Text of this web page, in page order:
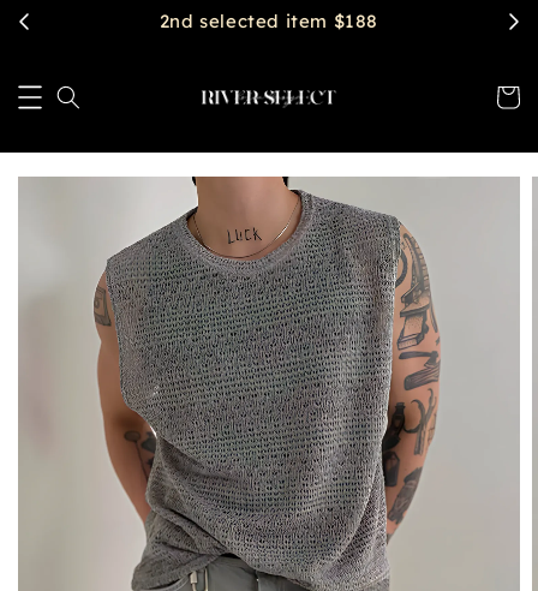
$2888 get free shipping